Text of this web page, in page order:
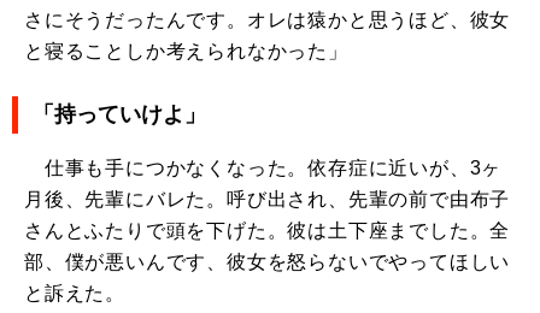
さにそうだったんです。オレは猿かと思うほど、彼女
と寝ることしか考えられなかった」
「持っていけよ」
仕事も手につかなくなった。依存症に近いが、3ヶ
月後、先輩にバレた。呼び出され、先輩の前で由布子
さんとふたりで頭を下げた。彼は土下座までした。全
部、僕が悪いんです、彼女を怒らないでやってほしい
と訴えた。